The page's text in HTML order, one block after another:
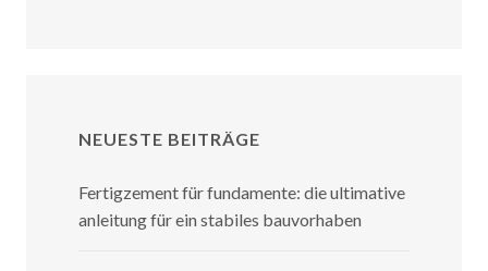
NEUESTE BEITRÄGE
Fertigzement für fundamente: die ultimative
anleitung für ein stabiles bauvorhaben